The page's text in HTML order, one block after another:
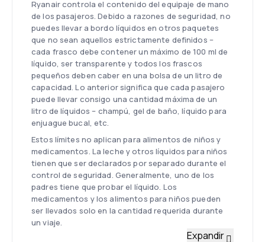
Ryanair controla el contenido del equipaje de mano
de los pasajeros. Debido a razones de seguridad, no
puedes llevar a bordo líquidos en otros paquetes
que no sean aquellos estrictamente definidos –
cada frasco debe contener un máximo de 100 ml de
líquido, ser transparente y todos los frascos
pequeños deben caber en una bolsa de un litro de
capacidad. Lo anterior significa que cada pasajero
puede llevar consigo una cantidad máxima de un
litro de líquidos – champú, gel de baño, líquido para
enjuague bucal, etc.
Estos límites no aplican para alimentos de niños y
medicamentos. La leche y otros líquidos para niños
tienen que ser declarados por separado durante el
control de seguridad. Generalmente, uno de los
padres tiene que probar el líquido. Los
medicamentos y los alimentos para niños pueden
ser llevados solo en la cantidad requerida durante
un viaje.
Expandir